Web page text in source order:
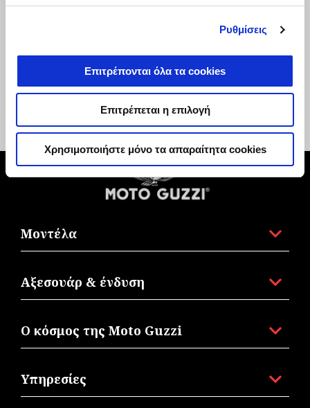
Ρυθμίσεις
Επιτρέπονται όλα τα cookies
Επιτρέπεται η επιλογή
Χρησιμοποιήστε μόνο τα απαραίτητα cookies
ΚΟΥΠΑ ΑΛΟΥΜΙΝΙΟΥ
€ 29
ΜΠΡΕΛΟΚ MOTO GUZZI
€ 10
Υποσέλιδο
Μοντέλα
Αξεσουάρ & ένδυση
Ο κόσμος της Moto Guzzi
Υπηρεσίες